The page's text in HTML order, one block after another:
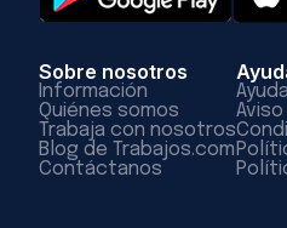
Sobre nosotros
Información
Quiénes somos
Trabaja con nosotros
Blog de Trabajos.com
Contáctanos
Aviso